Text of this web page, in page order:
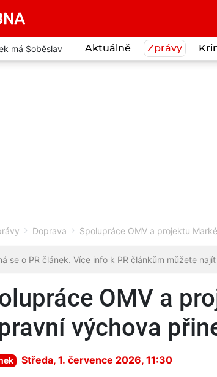
má Soběslav Aktuálně Zprávy
Doprava Spolupráce OMV a projektu
se o PR článek. Více info k PR článkům můžete najít
OMV a
výchova
Středa, 1. července 2026, 11:30